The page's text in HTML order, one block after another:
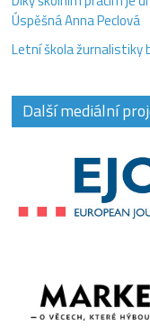
Úspěšná Anna Peclová
Letní škola žurnalistiky
Další mediální